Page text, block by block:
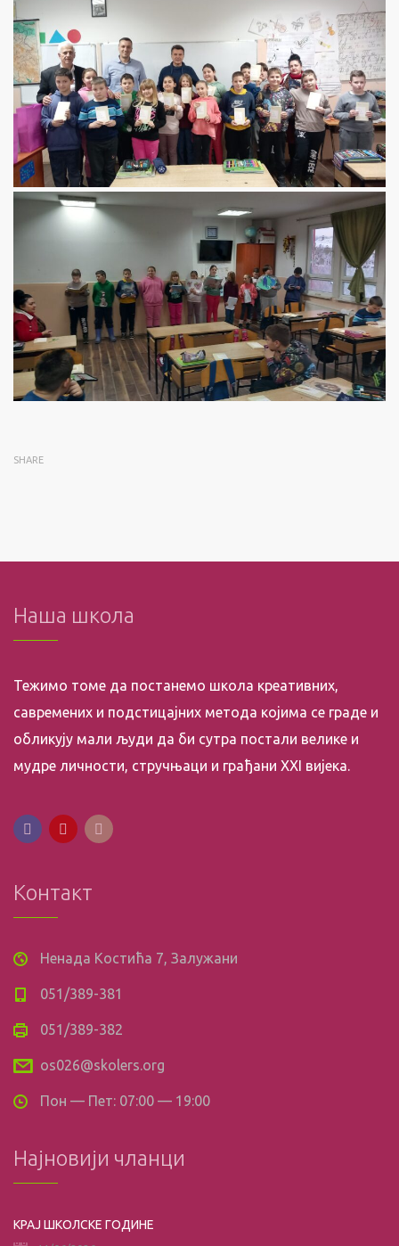
SHARE
Наша школа
Тежимо томе да постанемо школа креативних,
савремених и подстицајних метода којима се граде и
обликују мали људи да би сутра постали велике и
мудре личности, стручњаци и грађани XXI вијека.
Контакт
Ненада Костића 7, Залужани
051/389-381
051/389-382
os026@skolers.org
Пон — Пет: 07:00 — 19:00
Најновији чланци
КРАЈ ШКОЛСКЕ ГОДИНЕ